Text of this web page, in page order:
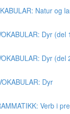
Natur og
Dyr (del
Dyr (del
Dyr
Verb i